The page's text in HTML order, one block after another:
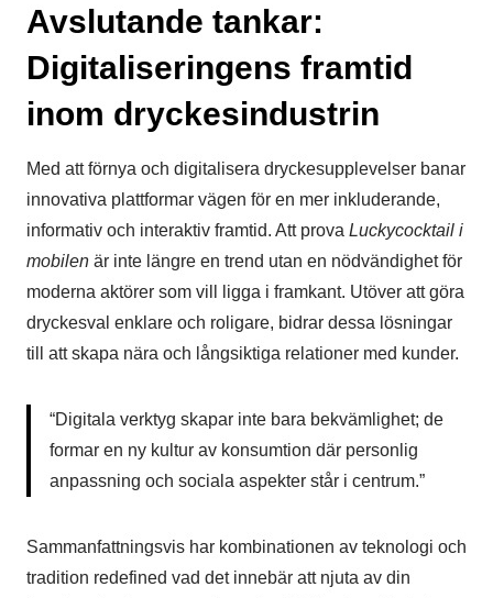
Avslutande tankar:
Digitaliseringens framtid
inom dryckesindustrin
Med att förnya och digitalisera dryckesupplevelser banar
innovativa plattformar vägen för en mer inkluderande,
informativ och interaktiv framtid. Att prova Luckycocktail i
mobilen är inte längre en trend utan en nödvändighet för
moderna aktörer som vill ligga i framkant. Utöver att göra
dryckesval enklare och roligare, bidrar dessa lösningar
till att skapa nära och långsiktiga relationer med kunder.
“Digitala verktyg skapar inte bara bekvämlighet; de
formar en ny kultur av konsumtion där personlig
anpassning och sociala aspekter står i centrum.”
Sammanfattningsvis har kombinationen av teknologi och
tradition redefined vad det innebär att njuta av din